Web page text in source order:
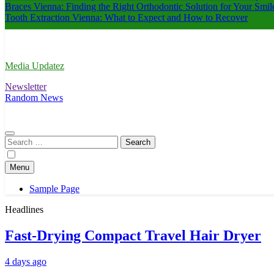
Braces Vienna: Finding the Right Orthodontic Solution for Your
Tooth Extraction Vienna: What to Expect and How to Recover
Media Updatez
Newsletter
Random News
Search
for:
Menu
Sample Page
Headlines
Fast-Drying Compact Travel Hair Dryer
4 days ago